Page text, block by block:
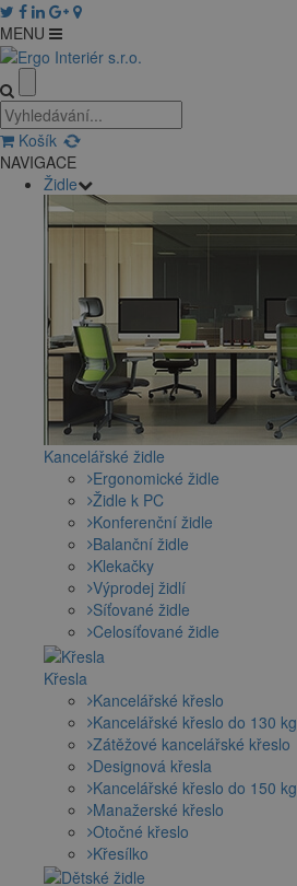
MENU
Košík
NAVIGACE
Židle
Kancelářské židle
Ergonomické židle
Židle k PC
Konferenční židle
Balanční židle
Klekačky
Výprodej židlí
Síťované židle
Celosíťované židle
Křesla
Kancelářské křeslo
Kancelářské křeslo do 130 kg
Zátěžové kancelářské křeslo
Designová křesla
Kancelářské křeslo do 150 kg
Manažerské křeslo
Otočné křeslo
Křesílko